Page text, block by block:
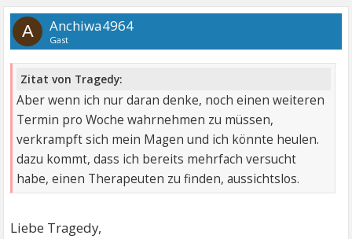
A Anchiwa4964
Gast
Zitat von Tragedy:
Aber wenn ich nur daran denke, noch einen weiteren
Termin pro Woche wahrnehmen zu müssen,
verkrampft sich mein Magen und ich könnte heulen.
dazu kommt, dass ich bereits mehrfach versucht
habe, einen Therapeuten zu finden, aussichtslos.
Liebe Tragedy,